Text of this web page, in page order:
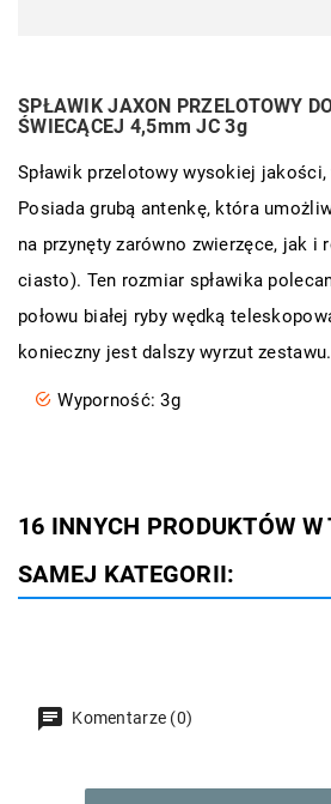
SPŁAWIK JAXON PRZELOTOWY
ŚWIECĄCEJ 4,5mm JC 3g
Spławik przelotowy wysokiej jakości,
Posiada grubą antenkę, która
na przynęty zarówno zwierzęce, jak i
ciasto). Ten rozmiar spławika
połowu białej ryby wędką
konieczny jest dalszy wyrzut zestawu.
Wyporność: 3g
16 INNYCH PRODUKTÓW W
SAMEJ KATEGORII:
Komentarze (0)